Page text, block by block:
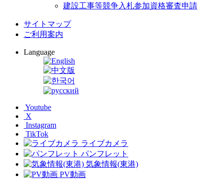
建設工事等競争入札参加資格審査申請
サイトマップ
ご利用案内
Language
Youtube
X
Instagram
TikTok
ライブカメラ
パンフレット
気象情報(東港)
PV動画